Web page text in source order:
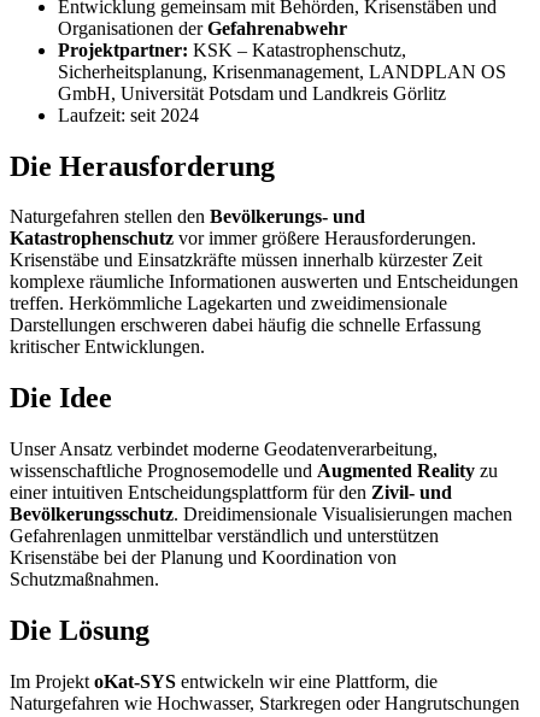
Entwicklung gemeinsam mit Behörden, Krisenstäben und
Organisationen derGefahrenabwehr
Projektpartner: KSK – Katastrophenschutz,
Sicherheitsplanung, Krisenmanagement, LANDPLAN OS
GmbH, Universität Potsdam und Landkreis Görlitz
Laufzeit: seit 2024
Die Herausforderung
Naturgefahren stellen den Bevölkerungs- und
Katastrophenschutz vor immer größere Herausforderungen.
Krisenstäbe und Einsatzkräfte müssen innerhalb kürzester Zeit
komplexe räumliche Informationen auswerten und Entscheidungen
treffen. Herkömmliche Lagekarten und zweidimensionale
Darstellungen erschweren dabei häufig die schnelle Erfassung
kritischer Entwicklungen.
Die Idee
Unser Ansatz verbindet moderne Geodatenverarbeitung,
wissenschaftliche Prognosemodelle und Augmented Reality zu
einer intuitiven Entscheidungsplattform für den Zivil- und
Bevölkerungsschutz. Dreidimensionale Visualisierungen machen
Gefahrenlagen unmittelbar verständlich und unterstützen
Krisenstäbe bei der Planung und Koordination von
Schutzmaßnahmen.
Die Lösung
Im Projekt oKat-SYS entwickeln wir eine Plattform, die
Naturgefahren wie Hochwasser, Starkregen oder Hangrutschungen